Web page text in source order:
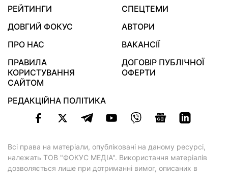
РЕЙТИНГИ
СПЕЦТЕМИ
ДОВГИЙ ФОКУС
АВТОРИ
ПРО НАС
ВАКАНСІЇ
ПРАВИЛА
КОРИСТУВАННЯ
САЙТОМ
ДОГОВІР ПУБЛІЧНОЇ
ОФЕРТИ
РЕДАКЦІЙНА ПОЛІТИКА
Всі права на матеріали, опубліковані на даному ресурсі,
належать ТОВ "ФОКУС МЕДІА". Використання матеріалів
дозволяється лише при дотриманні вимог, описаних в